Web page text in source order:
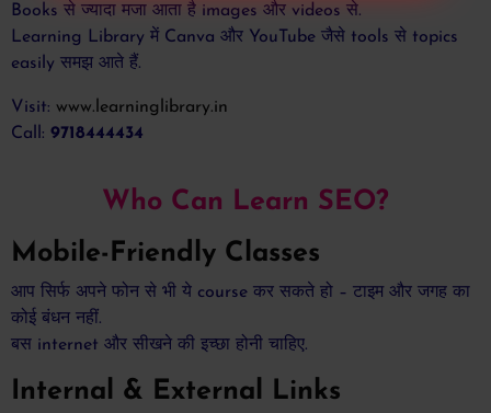
Books से ज्यादा मजा आता है images और videos से.
Learning Library में Canva और YouTube जैसे tools से topics
easily समझ आते हैं.
Visit: www.learninglibrary.in
Call: 9718444434
Who Can Learn SEO?
Mobile-Friendly Classes
आप सिर्फ अपने फोन से भी ये course कर सकते हो – टाइम और जगह का
कोई बंधन नहीं.
बस internet और सीखने की इच्छा होनी चाहिए.
Internal & External Links